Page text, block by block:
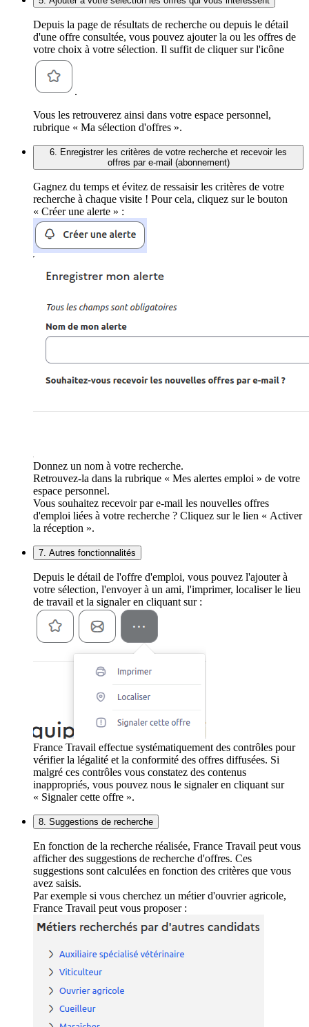
Depuis la page de résultats de recherche ou depuis le détail
d'une offre consultée, vous pouvez ajouter la ou les offres de
votre choix à votre sélection. Il suffit de cliquer sur l'icône
.
Vous les retrouverez ainsi dans votre espace personnel,
rubrique « Ma sélection d'offres ».
6. Enregistrer les critères de votre recherche et recevoir les
offres par e-mail (abonnement)
Gagnez du temps et évitez de ressaisir les critères de votre
recherche à chaque visite ! Pour cela, cliquez sur le bouton
« Créer une alerte » :
Donnez un nom à votre recherche.
Retrouvez-la dans la rubrique « Mes alertes emploi » de votre
espace personnel.
Vous souhaitez recevoir par e-mail les nouvelles offres
d'emploi liées à votre recherche ? Cliquez sur le lien « Activer
la réception ».
7. Autres fonctionnalités
Depuis le détail de l'offre d'emploi, vous pouvez l'ajouter à
votre sélection, l'envoyer à un ami, l'imprimer, localiser le lieu
de travail et la signaler en cliquant sur :
France Travail effectue systématiquement des contrôles pour
vérifier la légalité et la conformité des offres diffusées. Si
malgré ces contrôles vous constatez des contenus
inappropriés, vous pouvez nous le signaler en cliquant sur
« Signaler cette offre ».
8. Suggestions de recherche
En fonction de la recherche réalisée, France Travail peut vous
afficher des suggestions de recherche d'offres. Ces
suggestions sont calculées en fonction des critères que vous
avez saisis.
Par exemple si vous cherchez un métier d'ouvrier agricole,
France Travail peut vous proposer :